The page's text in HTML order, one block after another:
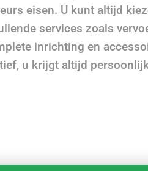
eisen. U kunt altijd
services zoals
inrichting en
u krijgt altijd